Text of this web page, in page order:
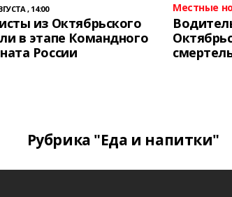
, 14:00
из Октябрьского
в этапе Командного
России
Местные
Рубрика "Еда и напитки"